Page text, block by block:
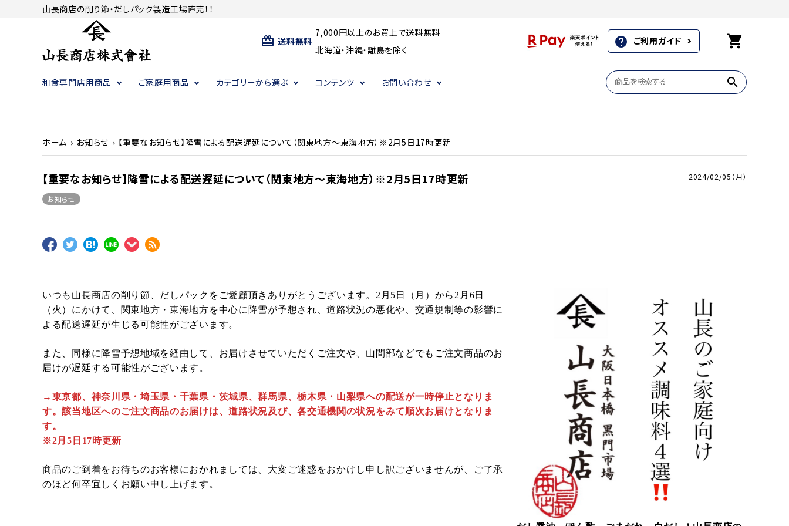
山長商店の削り節・だしパック製造工場直売！！
card_giftcard 送料無料
7,000円以上のお買上で送料無料
北海道・沖縄・離島を除く
help ご利用ガイド shopping_cart
和食専門店用商品 ご家庭用商品 カテゴリーから選ぶ コンテンツ お問い合わせ search
ホーム お知らせ 【重要なお知らせ】降雪による配送遅延について（関東地方～東海地方）※2月5日17時更新
【重要なお知らせ】降雪による配送遅延について（関東地方～東海地方）※2月5日17時更新 2024/02/05（月）
お知らせ
いつも山長商店の削り節、だしパックをご愛顧頂きありがとうございます。2月5日（月）から2月6日
（火）にかけて、関東地方・東海地方を中心に降雪が予想され、道路状況の悪化や、交通規制等の影響に
よる配送遅延が生じる可能性がございます。
また、同様に降雪予想地域を経由して、お届けさせていただくご注文や、山間部などでもご注文商品のお
届けが遅延する可能性がございます。
→東京都、神奈川県・埼玉県・千葉県・茨城県、群馬県、栃木県・山梨県への配送が一時停止となりま
す。該当地区へのご注文商品のお届けは、道路状況及び、各交通機関の状況をみて順次お届けとなりま
す。
※2月5日17時更新
商品のご到着をお待ちのお客様におかれましては、大変ご迷惑をおかけし申し訳ございませんが、ご了承
のほど何卒宜しくお願い申し上げます。